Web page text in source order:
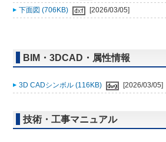
下面図 (706KB)
[2026/03/05]
BIM・3DCAD・属性情報
3D CADシンボル (116KB) [2026/03/05]
技術・工事マニュアル